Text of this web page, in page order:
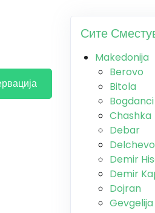
Сите
Makedonija
Berovo
Bitola
Bogdanci
Chashka
Debar
Delchevo
Demir
Demir
Dojran
Gevgelija